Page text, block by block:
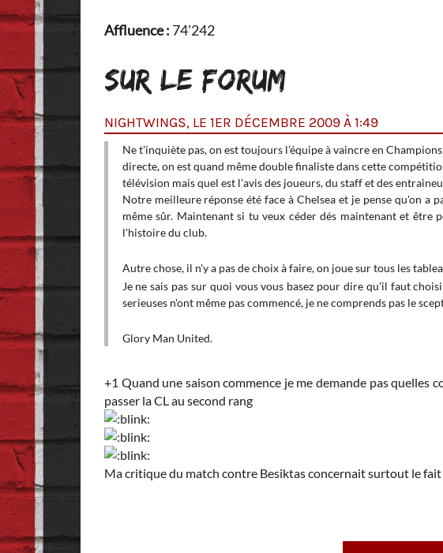
Affluence : 74'242
SUR LE FORUM
contrable), et de
terreur de
et le Bayern
l'impact de ce
est le goal qui est
titres, ça se gagne
remplaçant-de-
vue de ce qu'on a
NIGHTWINGS, LE 1ER DÉCEMBRE 2009 À 1:49
Ne t'inquiète pas, on est toujours l'équipe à vaincre en
directe, on est quand même double finaliste dans cette
télévision mais quel est l'avis des joueurs, du staff et des
Notre meilleure réponse été face à Chelsea et je pense qu'on a
même sûr. Maintenant si tu veux céder dés maintenant et
l'histoire du club.
Autre chose, il n'y a pas de choix à faire, on joue sur tous les
Je ne sais pas sur quoi vous vous basez pour dire qu'il faut
serieuses n'ont même pas commencé, je ne comprends pas le
Glory Man United.
+1 Quand une saison commence je me demande pas
passer la CL au second rang
Ma critique du match contre Besiktas concernait surtout le